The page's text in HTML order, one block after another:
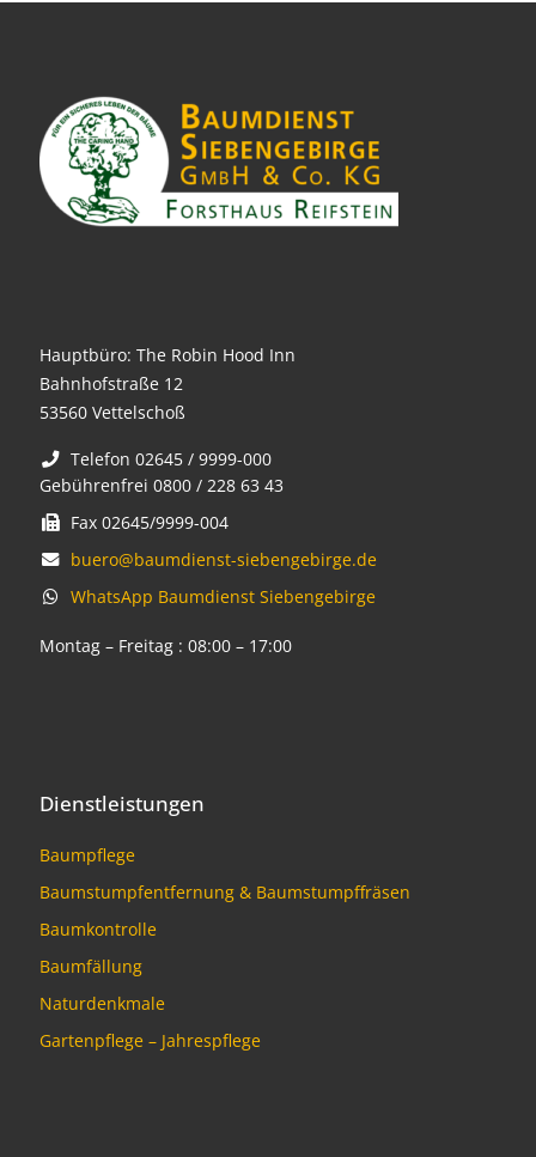
Hauptbüro: The Robin Hood Inn
Bahnhofstraße 12
53560 Vettelschoß
Telefon 02645 / 9999-000
Gebührenfrei 0800 / 228 63 43
Fax 02645/9999-004
buero@baumdienst-siebengebirge.de
WhatsApp Baumdienst Siebengebirge
Montag – Freitag : 08:00 – 17:00
Dienstleistungen
Baumpflege
Baumstumpfentfernung & Baumstumpffräsen
Baumkontrolle
Baumfällung
Naturdenkmale
Gartenpflege – Jahrespflege